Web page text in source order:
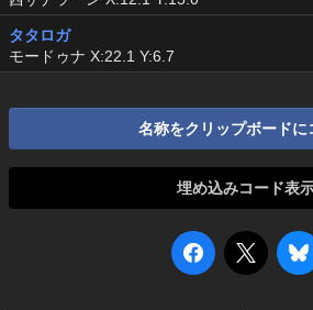
タタロガ
モードゥナ X:22.1 Y:6.7
名称をクリップボードに
埋め込みコード表